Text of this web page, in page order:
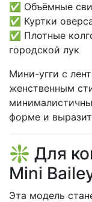
✅ Объёмные
✅ Куртки
✅ Плотные
городской лук
Мини-угги с
женственным
форме и
❇️ Для
Mini
Эта модель